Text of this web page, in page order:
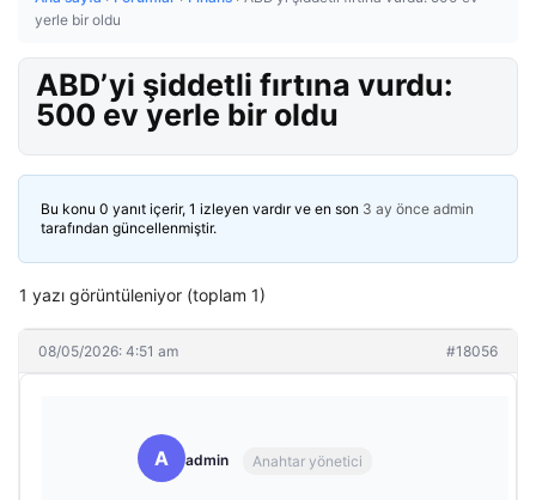
yerle bir oldu
ABD’yi şiddetli fırtına vurdu:
500 ev yerle bir oldu
Bu konu 0 yanıt içerir, 1 izleyen vardır ve en son 3 ay önce admin
tarafından güncellenmiştir.
1 yazı görüntüleniyor (toplam 1)
08/05/2026: 4:51 am #18056
A admin Anahtar yönetici